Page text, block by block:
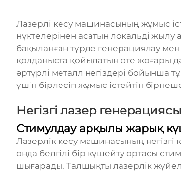
Лазерлі кесу машинасының жұмыс
нүктелерінен асатын локальді
бақыланған түрде генерациялау мен
қолданыста қойылатын өте жоғары
әртүрлі металл негіздері бойынша
үшін бірлесіп жұмыс істейтін
Негізгі лазер
Стимулдау арқылы жарық
Лазерлік кесу машинасының негізгі
онда белгілі бір күшейту ортасы
шығарады. Талшықты лазерлік